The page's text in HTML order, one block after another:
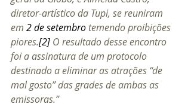
diretor-artístico da Tupi, se reuniram
em 2 de setembro temendo proibições
piores.[2] O resultado desse encontro
foi a assinatura de um protocolo
destinado a eliminar as atrações “de
mal gosto” das grades de ambas as
emissoras.”